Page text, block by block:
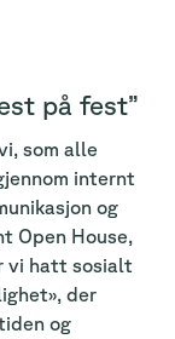
på fest”
som alle
internt
og
Open House,
vi hatt sosialt
der
og